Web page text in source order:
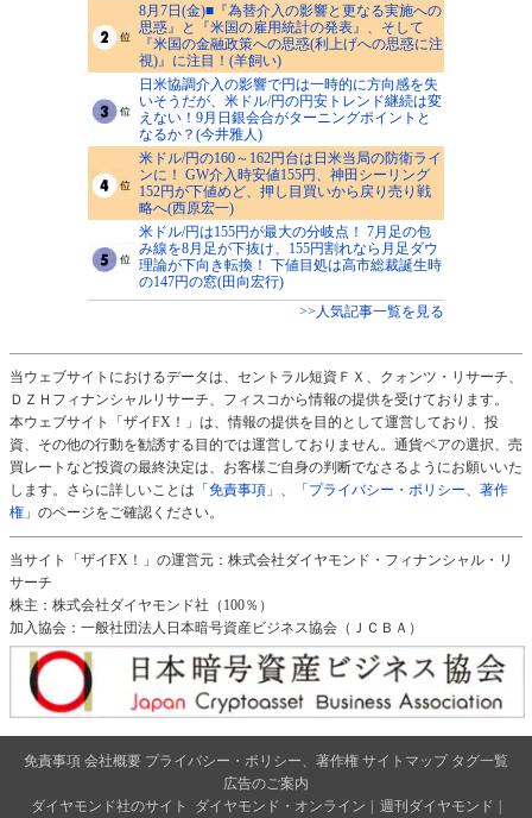
8月7日(金)■『為替介入の影響と更なる実施への
思惑』と『米国の雇用統計の発表』、そして
『米国の金融政策への思惑(利上げへの思惑に注
視)』に注目！(羊飼い)
日米協調介入の影響で円は一時的に方向感を失
いそうだが、米ドル/円の円安トレンド継続は変
えない！9月日銀会合がターニングポイントと
なるか？(今井雅人)
米ドル/円の160～162円台は日米当局の防衛ライ
ンに！ GW介入時安値155円、神田シーリング
152円が下値めど、押し目買いから戻り売り戦
略へ(西原宏一)
米ドル/円は155円が最大の分岐点！ 7月足の包
み線を8月足が下抜け、155円割れなら月足ダウ
理論が下向き転換！ 下値目処は高市総裁誕生時
の147円の窓(田向宏行)
>>人気記事一覧を見る
当ウェブサイトにおけるデータは、セントラル短資ＦＸ、クォンツ・リサーチ、
ＤＺＨフィナンシャルリサーチ、フィスコから情報の提供を受けております。
本ウェブサイト「ザイFX！」は、情報の提供を目的として運営しており、投
資、その他の行動を勧誘する目的では運営しておりません。通貨ペアの選択、売
買レートなど投資の最終決定は、お客様ご自身の判断でなさるようにお願いいた
します。さらに詳しいことは 「免責事項」 、
「プライバシー・ポリシー、著作
権」 のページをご確認ください。
当サイト「ザイFX！」の運営元：株式会社ダイヤモンド・フィナンシャル・リ
サーチ
株主：株式会社ダイヤモンド社（100％）
加入協会：一般社団法人日本暗号資産ビジネス協会（ＪＣＢＡ）
免責事項 会社概要 プライバシー・ポリシー、著作権 サイトマップ タグ一覧
広告のご案内
ダイヤモンド社のサイト
ダイヤモンド・オンライン 週刊ダイヤモンド